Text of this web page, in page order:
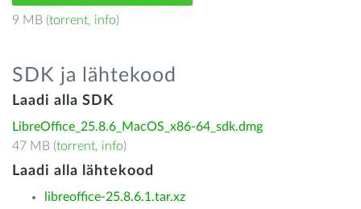
9 MB (torrent, info)
SDK ja lähtekood
Laadi alla SDK
LibreOffice_25.8.6_MacOS_x86-64_sdk.dmg
47 MB (torrent, info)
Laadi alla lähtekood
libreoffice-25.8.6.1.tar.xz